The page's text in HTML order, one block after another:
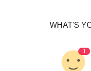
WHAT'S
1